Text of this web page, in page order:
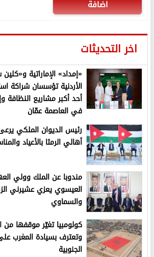
اضافة
اخر التحديثات
«إمداد» الإماراتية
الأردنية تؤسسان شراكة
أحد أكبر مشاريع النظافة
في العاصمة عمّان
رئيس الديوان الملكي
أهالي الرمثا بالأعياد
مندوبا عن الملك وولي
العيسوي يعزي عشيرني
والسماوي
كولومبيا تغيّر موقفها من
وتعترف بسيادة المغرب
الجنوبية